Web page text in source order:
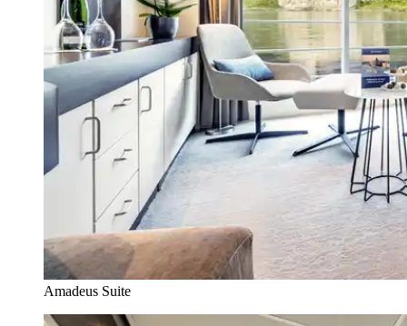
Amadeus Suite